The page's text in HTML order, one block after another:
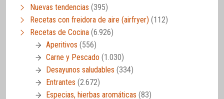
Nuevas tendencias (395)
Recetas con freidora de aire (airfryer) (112)
Recetas de Cocina (6.926)
Aperitivos (556)
Carne y Pescado (1.030)
Desayunos saludables (334)
Entrantes (2.672)
Especias, hierbas aromáticas (83)